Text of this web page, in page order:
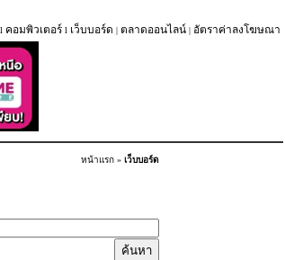
l คอมพิวเตอร์ l เว็บบอร์ด | ตลาดออนไลน์ | อัตราค่าลงโฆษณา
หน้าแรก » เว็บบอร์ด